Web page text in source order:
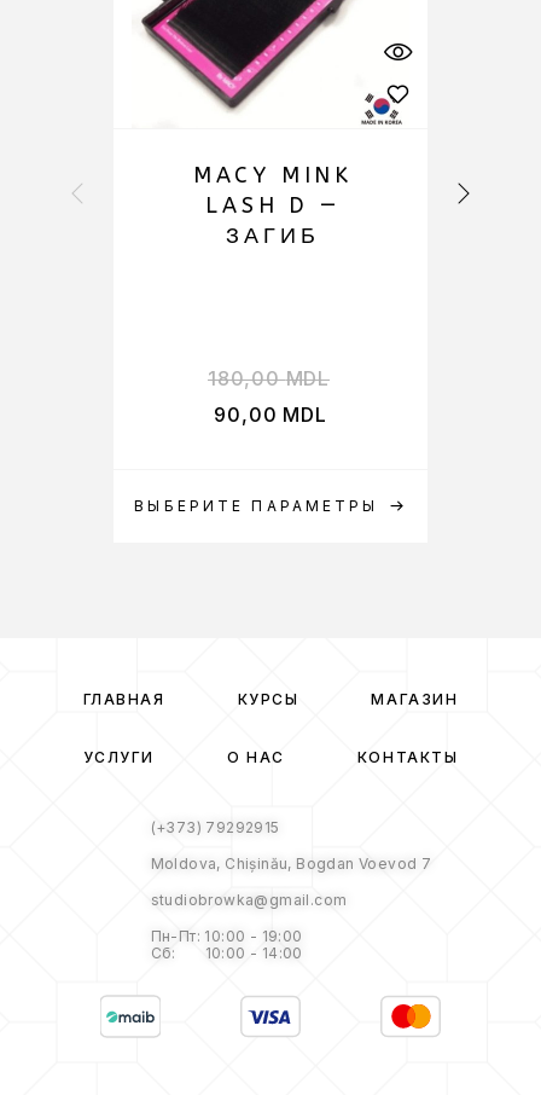
ВЫБЕРИТЕ ПАРАМЕТРЫ
MACY MINK
LASH D —
ЗАГИБ
180,00MDL
90,00 MDL
ГЛАВНАЯ КУРСЫ МАГАЗИН
УСЛУГИ О НАС КОНТАКТЫ
(+373) 79292915
Moldova, Chișinău, Bogdan Voevod 7
studiobrowka@gmail.com
Пн-Пт: 10:00 - 19:00
Сб: 10:00 - 14:00